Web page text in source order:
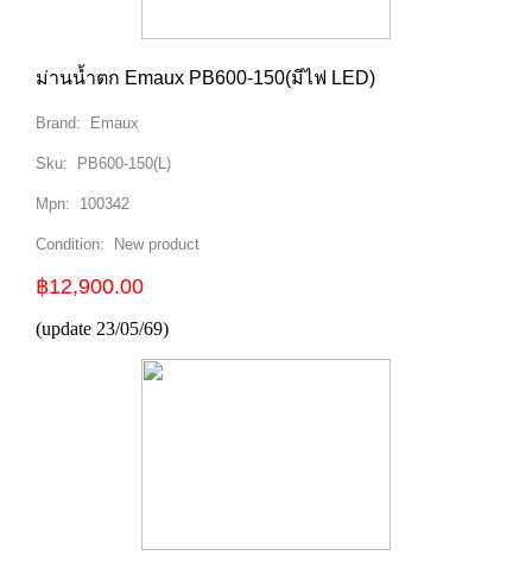
ม่านน้ำตก Emaux PB600-150(มีไฟ LED)
Brand: Emaux
Sku: PB600-150(L)
Mpn: 100342
Condition: New product
฿12,900.00
(update 23/05/69)